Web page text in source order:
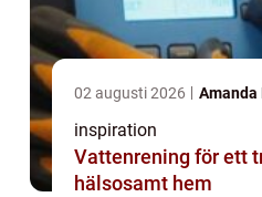
02 augusti 2026 Amanda
inspiration
Vattenrening för ett
hälsosamt hem